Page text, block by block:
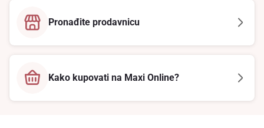
Pronađite prodavnicu
Kako kupovati na Maxi Online?